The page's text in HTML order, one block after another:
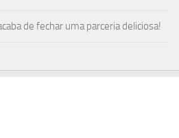
de fechar uma parceria deliciosa!